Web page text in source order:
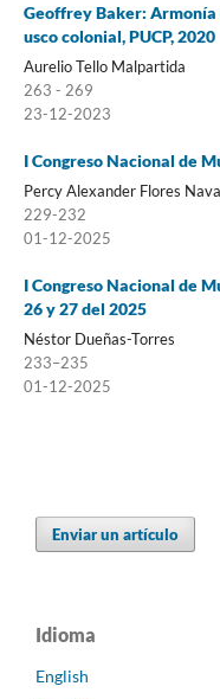
Geoffrey Baker: Armonía
usco colonial, PUCP, 2020
Aurelio Tello Malpartida
263 - 269
23-12-2023
I Congreso Nacional de
Percy Alexander Flores
229-232
01-12-2025
I Congreso Nacional de
26 y 27 del 2025
Néstor Dueñas-Torres
233–235
01-12-2025
Enviar un artículo
Idioma
English